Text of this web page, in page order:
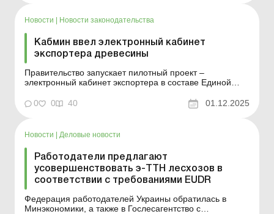
Новости Новости законодательства
Кабмин ввел электронный кабинет
экспортера древесины
Правительство запускает пилотный проект –
электронный кабинет экспортера в составе Единой
древесины. Больше по теме: Учет расходов на
приня...
0 0 40 01.12.2025
Новости Деловые новости
Работодатели предлагают
усовершенствовать э-ТТН лесхозов в
соответствии с требованиями EUDR
Федерация работодателей Украины обратилась в
Минэкономики, а также в Гослесагентство с